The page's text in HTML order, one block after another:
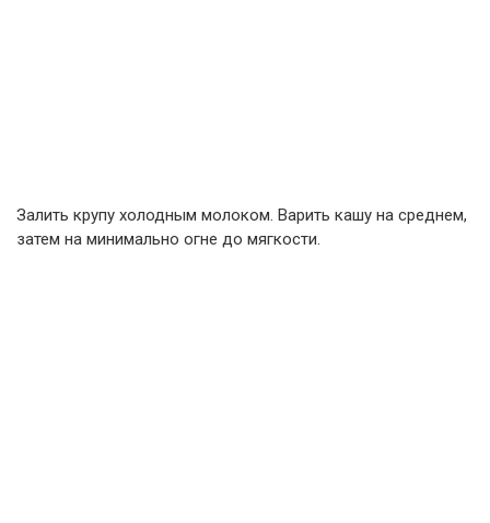
Залить крупу холодным молоком. Варить кашу на среднем,
затем на минимально огне до мягкости.